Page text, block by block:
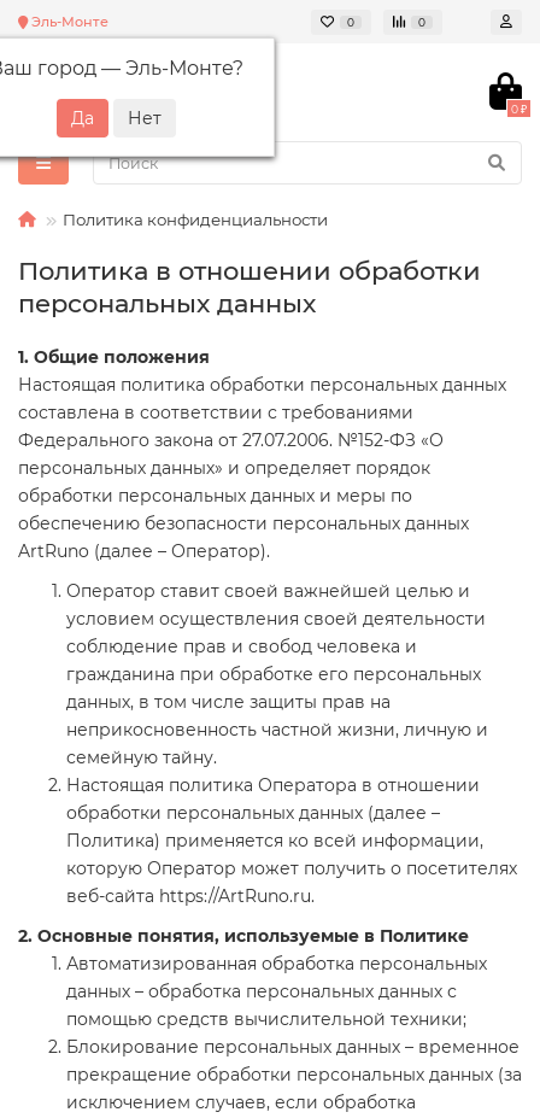
Эль-Монте
город — Эль-Монте?
0 0
0 ₽
Политика конфиденциальности
Политика в отношении обработки
персональных данных
1. Общие положения
Настоящая политика обработки персональных данных
составлена в соответствии с требованиями
Федерального закона от 27.07.2006. №152-ФЗ «О
персональных данных» и определяет порядок
обработки персональных данных и меры по
обеспечению безопасности персональных данных
ArtRuno (далее – Оператор).
Оператор ставит своей важнейшей целью и
условием осуществления своей деятельности
соблюдение прав и свобод человека и
гражданина при обработке его персональных
данных, в том числе защиты прав на
неприкосновенность частной жизни, личную и
семейную тайну.
Настоящая политика Оператора в отношении
обработки персональных данных (далее –
Политика) применяется ко всей информации,
которую Оператор может получить о посетителях
веб-сайта https://ArtRuno.ru.
2. Основные понятия, используемые в Политике
Автоматизированная обработка персональных
данных – обработка персональных данных с
помощью средств вычислительной техники;
Блокирование персональных данных – временное
прекращение обработки персональных данных (за
исключением случаев, если обработка